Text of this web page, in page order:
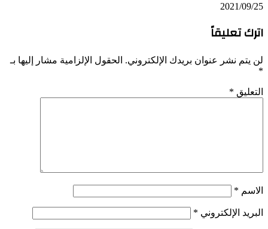
2021/09/25
اترك تعليقاً
لن يتم نشر عنوان بريدك الإلكتروني. الحقول الإلزامية مشار إليها بـ
*
التعليق *
الاسم *
البريد الإلكتروني *